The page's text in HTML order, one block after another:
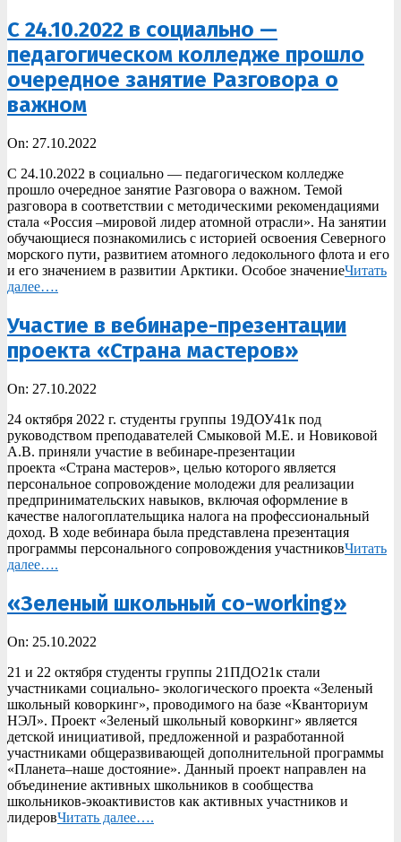
С 24.10.2022 в социально —
педагогическом колледже прошло
очередное занятие Разговора о
важном
2022-
27
On: 27.10.2022
С 24.10.2022 в социально — педагогическом колледже
прошло очередное занятие Разговора о важном. Темой
разговора в соответствии с методическими рекомендациями
стала «Россия –мировой лидер атомной отрасли». На занятии
обучающиеся познакомились с историей освоения Северного
морского пути, развитием атомного ледокольного флота и его
и его значением в развитии Арктики. Особое значениеЧитать
далее….
Участие в вебинаре-презентации
проекта «Страна мастеров»
2022-
27
On: 27.10.2022
24 октября 2022 г. студенты группы 19ДОУ41к под
руководством преподавателей Смыковой М.Е. и Новиковой
А.В. приняли участие в вебинаре-презентации
проекта «Страна мастеров», целью которого является
персональное сопровождение молодежи для реализации
предпринимательских навыков, включая оформление в
качестве налогоплательщика налога на профессиональный
доход. В ходе вебинара была представлена презентация
программы персонального сопровождения участниковЧитать
далее….
«Зеленый школьный co-working»
2022-
25
On: 25.10.2022
21 и 22 октября студенты группы 21ПДО21к стали
участниками социально- экологического проекта «Зеленый
школьный коворкинг», проводимого на базе «Кванториум
НЭЛ». Проект «Зеленый школьный коворкинг» является
детской инициативой, предложенной и разработанной
участниками общеразвивающей дополнительной программы
«Планета–наше достояние». Данный проект направлен на
объединение активных школьников в сообщества
школьников-экоактивистов как активных участников и
лидеровЧитать далее….